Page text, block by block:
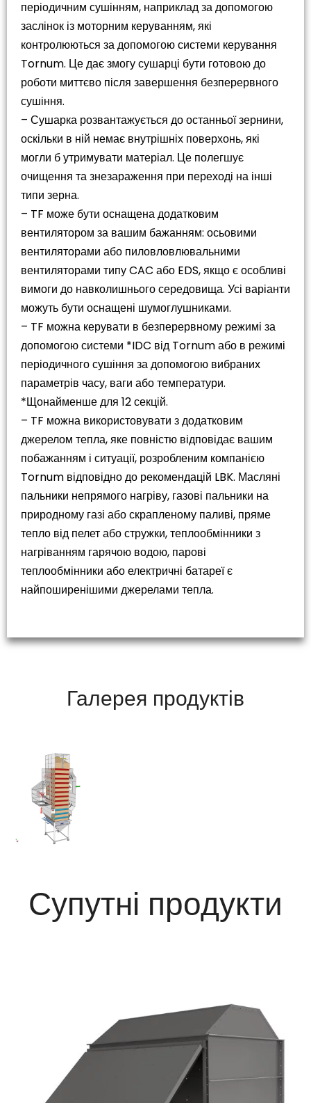
періодичним сушінням, наприклад за допомогою
заслінок із моторним керуванням, які
контролюються за допомогою системи керування
Tornum. Це дає змогу сушарці бути готовою до
роботи миттєво після завершення безперервного
сушіння.
– Сушарка розвантажується до останньої зернини,
оскільки в ній немає внутрішніх поверхонь, які
могли б утримувати матеріал. Це полегшує
очищення та знезараження при переході на інші
типи зерна.
– TF може бути оснащена додатковим
вентилятором за вашим бажанням: осьовими
вентиляторами або пиловловлювальними
вентиляторами типу CAC або EDS, якщо є особливі
вимоги до навколишнього середовища. Усі варіанти
можуть бути оснащені шумоглушниками.
– TF можна керувати в безперервному режимі за
допомогою системи *IDC від Tornum або в режимі
періодичного сушіння за допомогою вибраних
параметрів часу, ваги або температури.
*Щонайменше для 12 секцій.
– TF можна використовувати з додатковим
джерелом тепла, яке повністю відповідає вашим
побажанням і ситуації, розробленим компанією
Tornum відповідно до рекомендацій LBK. Масляні
пальники непрямого нагріву, газові пальники на
природному газі або скрапленому паливі, пряме
тепло від пелет або стружки, теплообмінники з
нагріванням гарячою водою, парові
теплообмінники або електричні батареї є
найпоширенішими джерелами тепла.
Галерея продуктів
Супутні продукти